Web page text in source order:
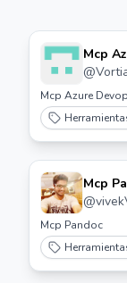
Mcp
@
Mcp Azure
Mcp
@
Mcp Pandoc